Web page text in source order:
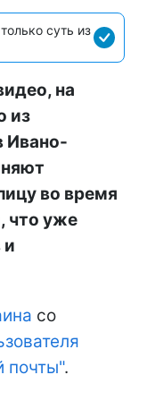
суть из
на
из
Ивано-
во время
что уже
и
со
почты".